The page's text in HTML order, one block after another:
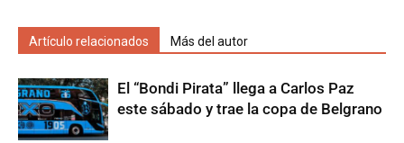
Artículo relacionados Más del autor
El “Bondi Pirata” llega a Carlos Paz
este sábado y trae la copa de Belgrano